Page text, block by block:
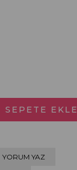
YORUM YAZ